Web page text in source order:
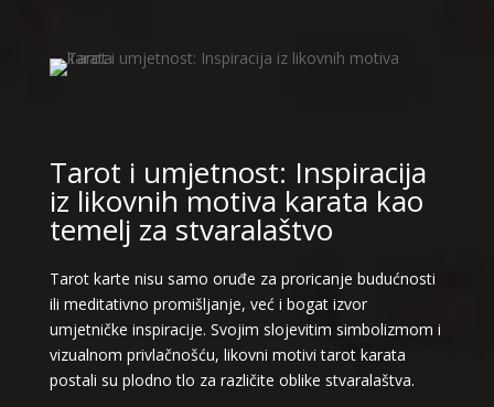
Tarot i umjetnost: Inspiracija
iz likovnih motiva karata kao
temelj za stvaralaštvo
Tarot karte nisu samo oruđe za proricanje budućnosti
ili meditativno promišljanje, već i bogat izvor
umjetničke inspiracije. Svojim slojevitim simbolizmom i
vizualnom privlačnošću, likovni motivi tarot karata
postali su plodno tlo za različite oblike stvaralaštva.